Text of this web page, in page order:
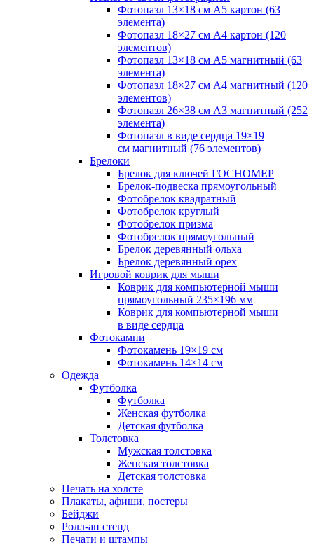
Фотопазл 13×18 см А5 картон (63
элемента)
Фотопазл 18×27 см А4 картон (120
элементов)
Фотопазл 13×18 см А5 магнитный (63
элемента)
Фотопазл 18×27 см А4 магнитный (120
элементов)
Фотопазл 26×38 см А3 магнитный (252
элемента)
Фотопазл в виде сердца 19×19
см магнитный (76 элементов)
Брелоки
Брелок для ключей ГОСНОМЕР
Брелок-подвеска прямоугольный
Фотобрелок квадратный
Фотобрелок круглый
Фотобрелок призма
Фотобрелок прямоугольный
Брелок деревянный ольха
Брелок деревянный орех
Игровой коврик для мыши
Коврик для компьютерной мыши
прямоугольный 235×196 мм
Коврик для компьютерной мыши
в виде сердца
Фотокамни
Фотокамень 19×19 см
Фотокамень 14×14 см
Одежда
Футболка
Футболка
Женская футболка
Детская футболка
Толстовка
Мужская толстовка
Женская толстовка
Детская толстовка
Печать на холсте
Плакаты, афиши, постеры
Бейджи
Ролл-ап стенд
Печати и штампы